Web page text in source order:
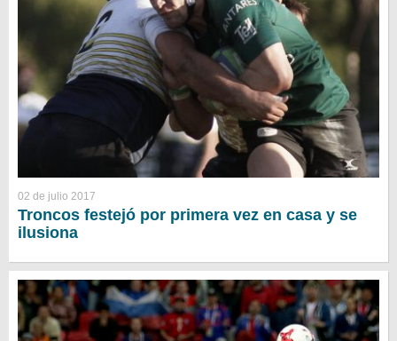
02 de julio 2017
Troncos festejó por primera vez en casa y se
ilusiona